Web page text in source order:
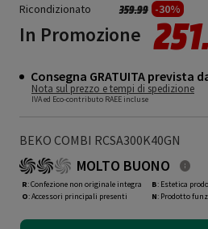
Ricondizionato
Prezzo ridotto da
359.99a -30%
In Promozione
Consegna GRATUITA prevista
Nota sul prezzo e tempi di spedizione
IVA ed Eco-contributo RAEE incluse
BEKO COMBI RCSA300K40GN
MOLTO BUONO
R: Confezione non originale integra
O: Accessori principali presenti
B: Estetica
N: Prodotto